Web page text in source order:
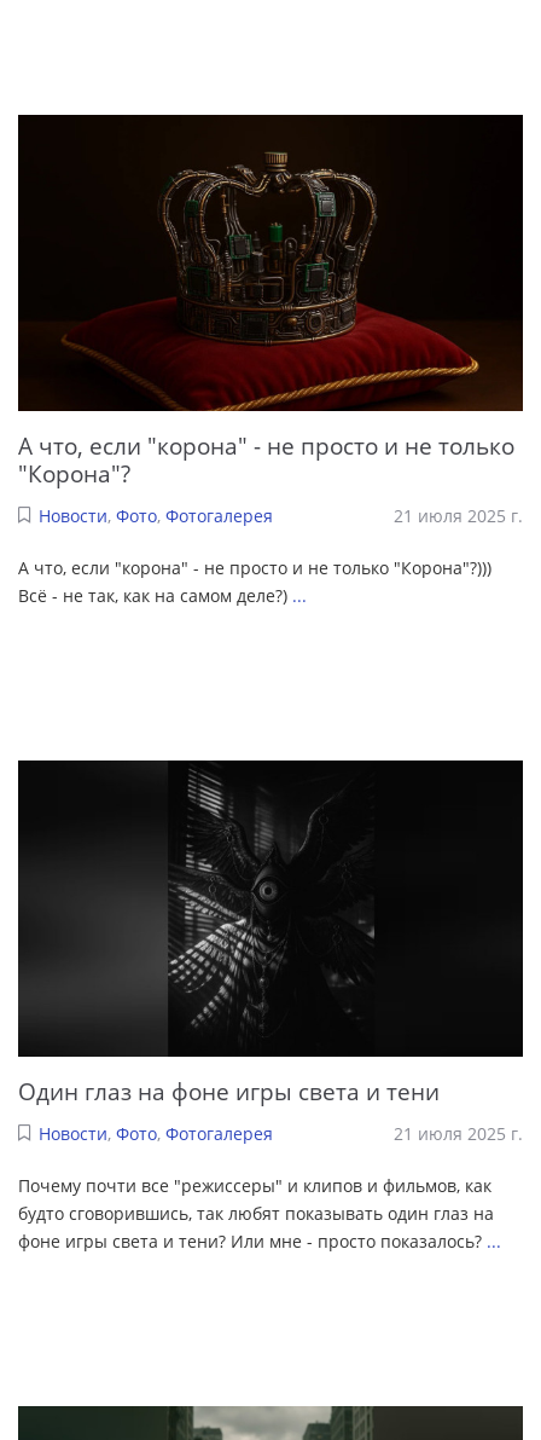
А что, если "корона" - не просто и не только
"Корона"?
Новости, Фото, Фотогалерея 21 июля 2025 г.
А что, если "корона" - не просто и не только "Корона"?)))
Всё - не так, как на самом деле?) ...
Один глаз на фоне игры света и тени
Новости, Фото, Фотогалерея 21 июля 2025 г.
Почему почти все "режиссеры" и клипов и фильмов, как
будто сговорившись, так любят показывать один глаз на
фоне игры света и тени? Или мне - просто показалось? ...